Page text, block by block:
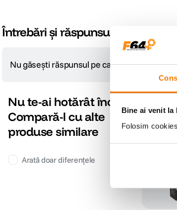
Bine ai venit la
Folosim
Întrebări și răspunsuri
Nu găsești răspunsul pe care îl cauți?
Nu te-ai hotărât încă?
Compară-l cu alte
produse similare
Arată doar diferențele